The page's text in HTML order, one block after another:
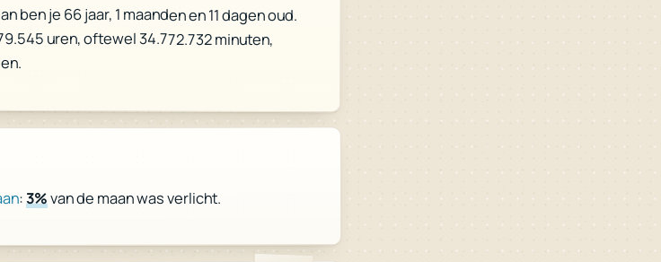
ben je 66 jaar, 1 maanden en 11 dagen oud.
uren, oftewel 34.772.732 minuten,
:3%van de maan was verlicht.